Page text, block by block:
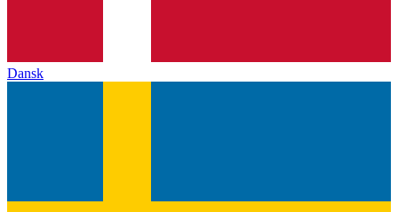
Dansk